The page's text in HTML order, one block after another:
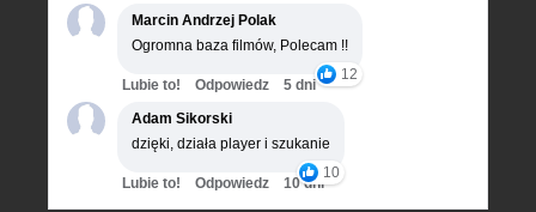
Marcin Andrzej Polak
Ogromna baza filmów, Polecam !!
12
Lubie to! Odpowiedz
5 dni
Adam Sikorski
dzięki, działa player i szukanie
10
Lubie to! Odpowiedz 10 dni